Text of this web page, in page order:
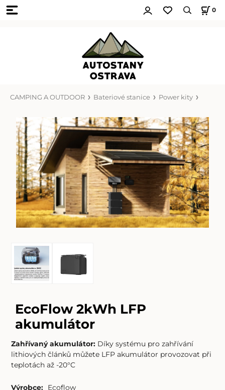
0
CAMPING A OUTDOOR Bateriové stanice Power kity
EcoFlow 2kWh LFP
akumulátor
Zahřívaný akumulátor: Díky systému pro zahřívání
lithiových článků můžete LFP akumulátor provozovat při
teplotách až -20°C
Výrobce: Ecoflow